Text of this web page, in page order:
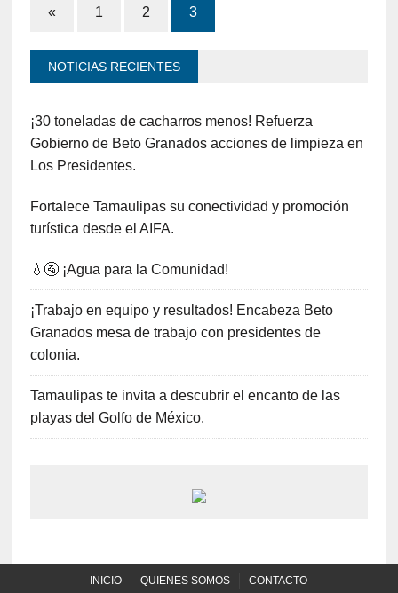
« 1 2 3
NOTICIAS RECIENTES
¡30 toneladas de cacharros menos! Refuerza
Gobierno de Beto Granados acciones de limpieza en
Los Presidentes.
Fortalece Tamaulipas su conectividad y promoción
turística desde el AIFA.
💧🚰 ¡Agua para la Comunidad!
¡Trabajo en equipo y resultados! Encabeza Beto
Granados mesa de trabajo con presidentes de
colonia.
Tamaulipas te invita a descubrir el encanto de las
playas del Golfo de México.
INICIO QUIENES SOMOS CONTACTO